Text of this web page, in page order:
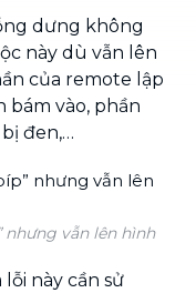
dưng không
này dù vẫn lên
của remote lập
bám vào, phần
đen,…
nhưng vẫn lên hình
này cần sử